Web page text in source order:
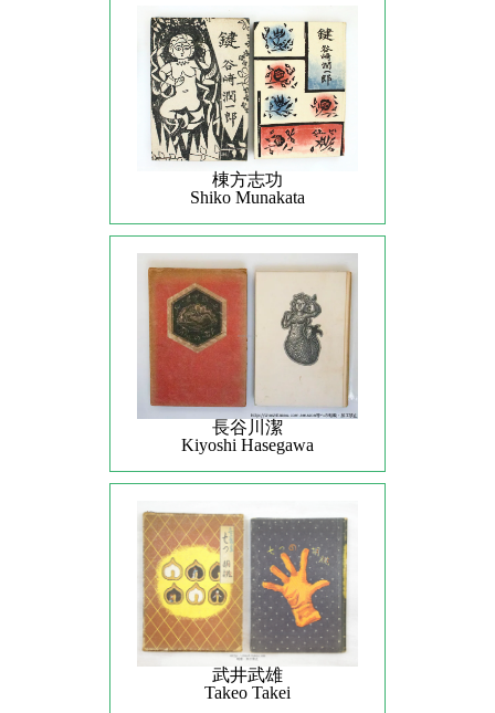
棟方志功
Shiko Munakata
長谷川潔
Kiyoshi Hasegawa
武井武雄
Takeo Takei